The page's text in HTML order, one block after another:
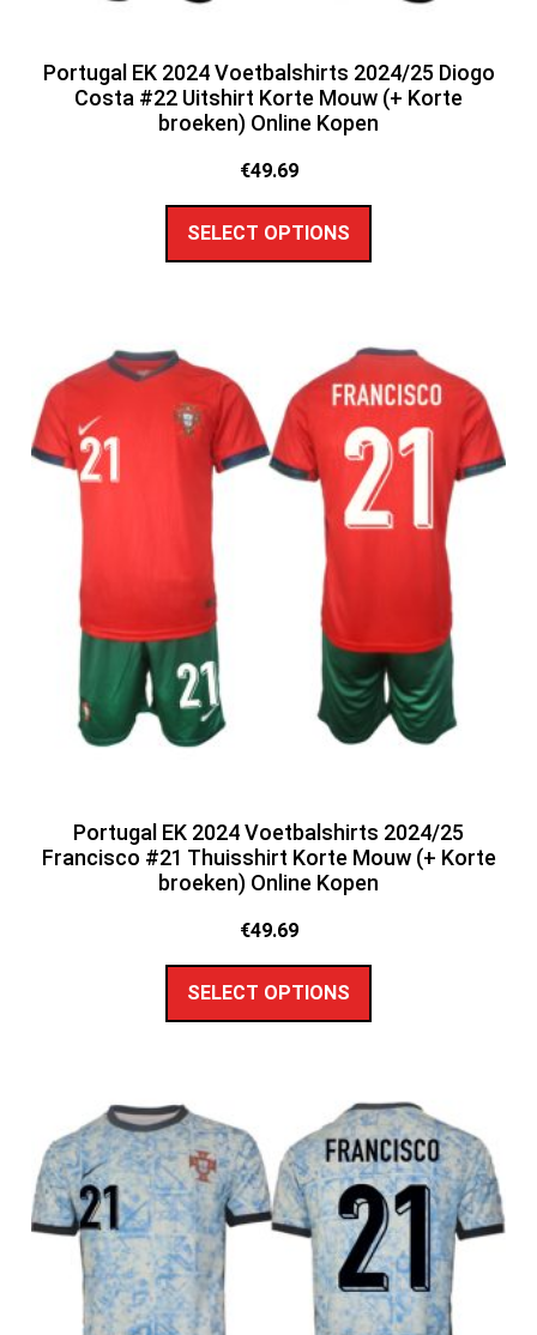
Portugal EK 2024 Voetbalshirts 2024/25 Diogo
Costa #22 Uitshirt Korte Mouw (+ Korte
broeken) Online Kopen
€49.69
SELECT OPTIONS
Portugal EK 2024 Voetbalshirts 2024/25
Francisco #21 Thuisshirt Korte Mouw (+ Korte
broeken) Online Kopen
€49.69
SELECT OPTIONS